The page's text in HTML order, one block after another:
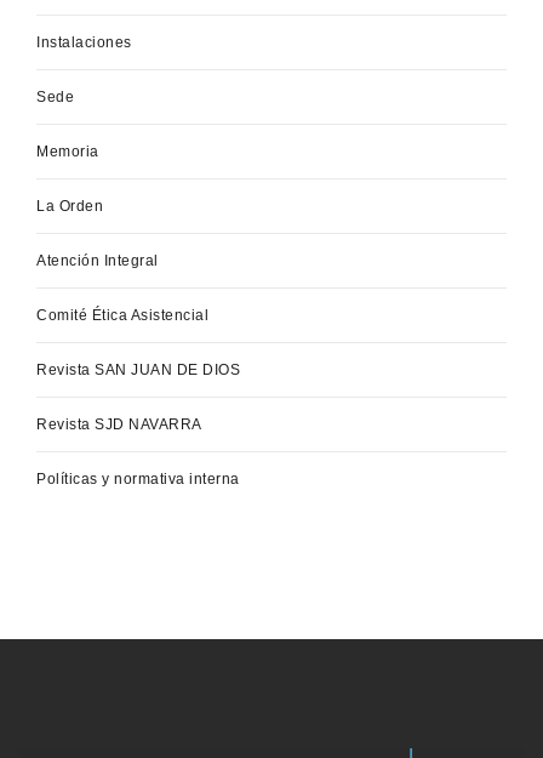
Instalaciones
Sede
Memoria
La Orden
Atención Integral
Comité Ética Asistencial
Revista SAN JUAN DE DIOS
Revista SJD NAVARRA
Políticas y normativa interna